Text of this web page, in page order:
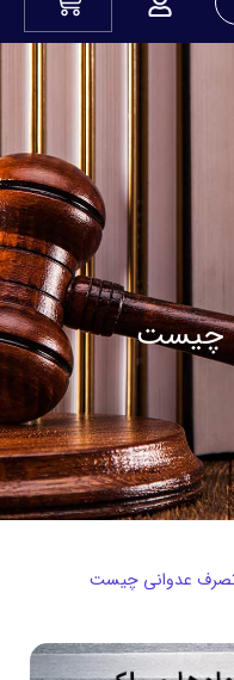
چیست
عدوانی چیست